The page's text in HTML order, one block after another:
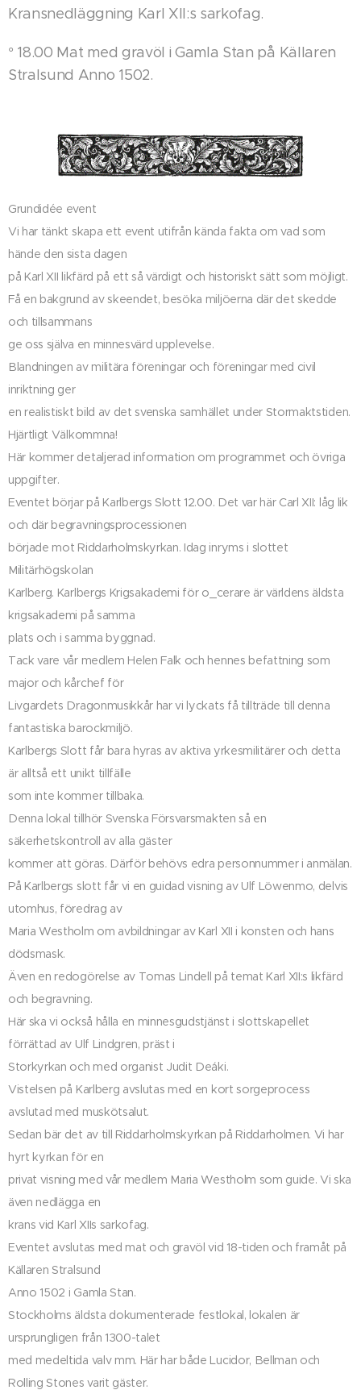
Kransnedläggning Karl XII:s sarkofag.
° 18.00 Mat med gravöl i Gamla Stan på Källaren
Stralsund Anno 1502.
Grundidée event
Vi har tänkt skapa ett event utifrån kända fakta om vad som
hände den sista dagen
på Karl XII likfärd på ett så värdigt och historiskt sätt som möjligt.
Få en bakgrund av skeendet, besöka miljöerna där det skedde
och tillsammans
ge oss själva en minnesvärd upplevelse.
Blandningen av militära föreningar och föreningar med civil
inriktning ger
en realistiskt bild av det svenska samhället under Stormaktstiden.
Hjärtligt Välkommna!
Här kommer detaljerad information om programmet och övriga
uppgifter.
Eventet börjar på Karlbergs Slott 12.00. Det var här Carl XII: låg lik
och där begravningsprocessionen
började mot Riddarholmskyrkan. Idag inryms i slottet
Militärhögskolan
Karlberg. Karlbergs Krigsakademi för o_cerare är världens äldsta
krigsakademi på samma
plats och i samma byggnad.
Tack vare vår medlem Helen Falk och hennes befattning som
major och kårchef för
Livgardets Dragonmusikkår har vi lyckats få tillträde till denna
fantastiska barockmiljö.
Karlbergs Slott får bara hyras av aktiva yrkesmilitärer och detta
är alltså ett unikt tillfälle
som inte kommer tillbaka.
Denna lokal tillhör Svenska Försvarsmakten så en
säkerhetskontroll av alla gäster
kommer att göras. Därför behövs edra personnummer i anmälan.
På Karlbergs slott får vi en guidad visning av Ulf Löwenmo, delvis
utomhus, föredrag av
Maria Westholm om avbildningar av Karl XII i konsten och hans
dödsmask.
Även en redogörelse av Tomas Lindell på temat Karl XII:s likfärd
och begravning.
Här ska vi också hålla en minnesgudstjänst i slottskapellet
förrättad av Ulf Lindgren, präst i
Storkyrkan och med organist Judit Deáki.
Vistelsen på Karlberg avslutas med en kort sorgeprocess
avslutad med muskötsalut.
Sedan bär det av till Riddarholmskyrkan på Riddarholmen. Vi har
hyrt kyrkan för en
privat visning med vår medlem Maria Westholm som guide. Vi ska
även nedlägga en
krans vid Karl XIIs sarkofag.
Eventet avslutas med mat och gravöl vid 18-tiden och framåt på
Källaren Stralsund
Anno 1502 i Gamla Stan.
Stockholms äldsta dokumenterade festlokal, lokalen är
ursprungligen från 1300-talet
med medeltida valv mm. Här har både Lucidor, Bellman och
Rolling Stones varit gäster.